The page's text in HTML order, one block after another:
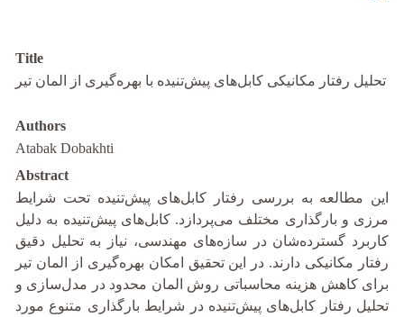
Title
تحلیل رفتار مکانیکی کابل‌های پیش‌تنیده با بهره‌گیری از المان تیر
Authors
Atabak Dobakhti
Abstract
این مطالعه به بررسی رفتار کابل‌های پیش‌تنیده تحت شرایط
مرزی و بارگذاری مختلف می‌پردازد. کابل‌های پیش‌تنیده به‌ دلیل
کاربرد گسترده‌شان در سازه‌های مهندسی، نیاز به تحلیل دقیق
رفتار مکانیکی دارند. در این تحقیق امکان بهره‌گیری از المان تیر
برای کاهش هزینه محاسباتی روش المان محدود در مدل‌سازی و
تحلیل رفتار کابل‌های پیش‌تنیده در شرایط بارگذاری متنوع مورد